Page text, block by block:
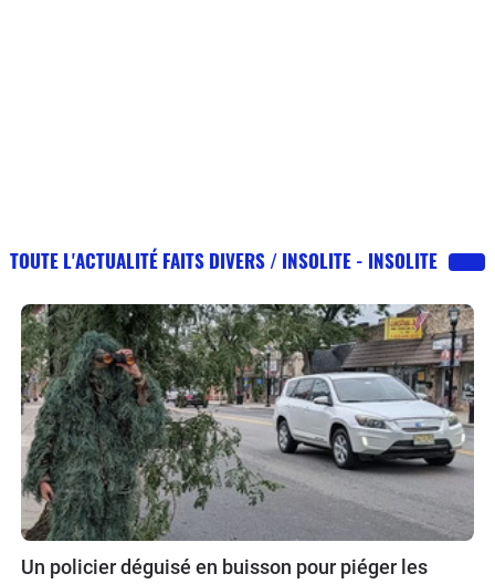
TOUTE L'ACTUALITÉ FAITS DIVERS / INSOLITE - INSOLITE
Un policier déguisé en buisson pour piéger les